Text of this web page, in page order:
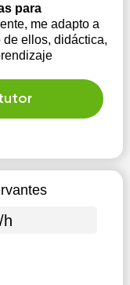
para
me adapto a
de ellos, didáctica,
h